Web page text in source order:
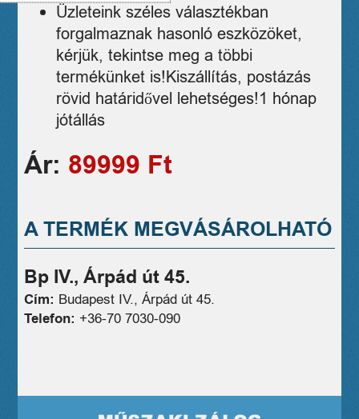
Üzleteink széles választékban
forgalmaznak hasonló eszközöket,
kérjük, tekintse meg a többi
termékünket is!Kiszállítás, postázás
rövid határidővel lehetséges!1 hónap
jótállás
Ár: 89999 Ft
A TERMÉK MEGVÁSÁROLHATÓ
Bp IV., Árpád út 45.
Cím: Budapest IV., Árpád út 45.
Telefon: +36-70 7030-090